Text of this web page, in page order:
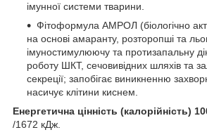
імунної системи тварини.
Фітоформула АМРОЛ (біологічно
на основі амаранту, розторопші та
імуностимулюючу та протизапальну
роботу ШКТ, сечовивідних шляхів та
секреції; запобігає виникненню
насичує клітини киснем.
Енергетична цінність (калорійність)
/1672 кДж.